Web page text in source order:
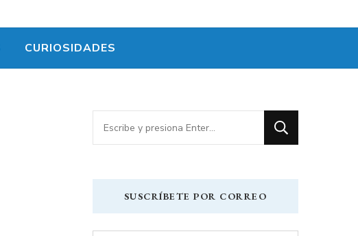
CURIOSIDADES
¿Buscas
algo?
SUSCRÍBETE POR CORREO